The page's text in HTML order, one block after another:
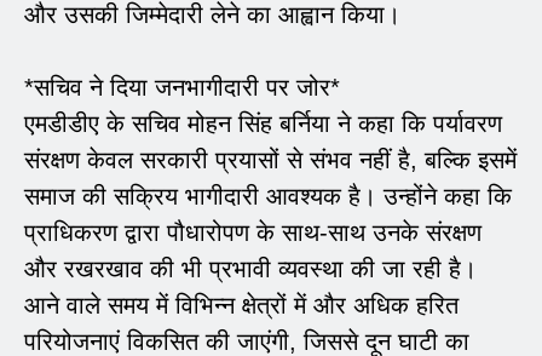
और उसकी जिम्मेदारी लेने का आह्वान किया।
*सचिव ने दिया जनभागीदारी पर जोर*
एमडीडीए के सचिव मोहन सिंह बर्निया ने कहा कि पर्यावरण
संरक्षण केवल सरकारी प्रयासों से संभव नहीं है, बल्कि इसमें
समाज की सक्रिय भागीदारी आवश्यक है। उन्होंने कहा कि
प्राधिकरण द्वारा पौधारोपण के साथ-साथ उनके संरक्षण
और रखरखाव की भी प्रभावी व्यवस्था की जा रही है।
आने वाले समय में विभिन्न क्षेत्रों में और अधिक हरित
परियोजनाएं विकसित की जाएंगी, जिससे दून घाटी का